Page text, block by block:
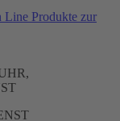
Line Produkte zur